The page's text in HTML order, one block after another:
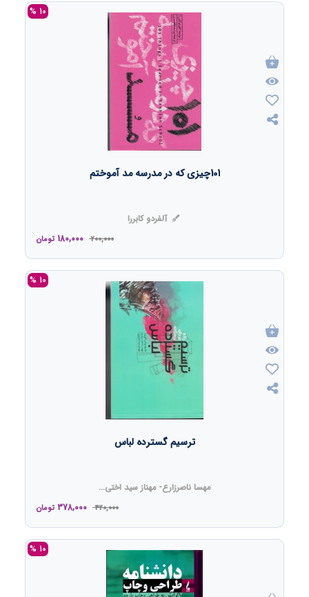
10 %
101چیزی که در مدرسه مد آموختم
آلفردو کابررا
200,000
180,000 تومان
10 %
ترسیم گسترده لباس
مهسا ناصرزارع- مهناز سید اختی...
420,000
378,000 تومان
10 %